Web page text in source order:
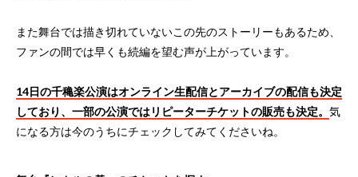
また舞台では描き切れていないこの先のストーリーもあるため、
ファンの間では早くも続編を望む声が上がっています。
14日の千穐楽公演はオンライン生配信とアーカイブの配信も決定
しており、一部の公演ではリピーターチケットの販売も決定。 気
になる方は今のうちにチェックしてみてくださいね。